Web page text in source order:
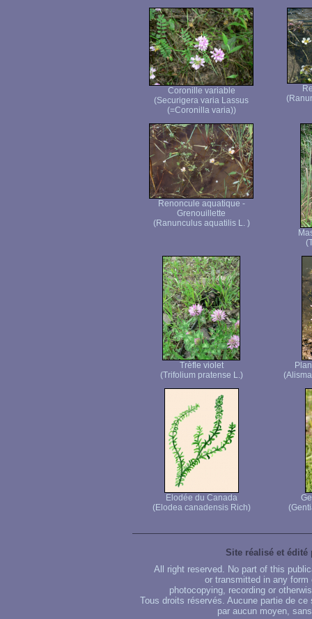
Coronille variable
(Securigera varia Lassus
(=Coronilla varia))
Renoncule aquatique -
Grenouillette
(Ranunculus aquatilis L. )
Trèfle violet
(Trifolium pratense L.)
Elodée du Canada
(Elodea canadensis Rich)
Site réalisé et édité
All right reserved. No part of this
or transmitted in any
photocopying, recording or
Tous droits réservés. Aucune partie de
par aucun moyen,